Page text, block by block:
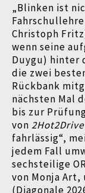
„Blinken ist
Christoph
wenn seine
Duygu) hinter
die zwei
Rückbank
nächsten Mal
bis zur
von 2Hot2Drive
fahrlässig“,
jedem Fall
sechsteilige
von Monja Art,
(Diagonale